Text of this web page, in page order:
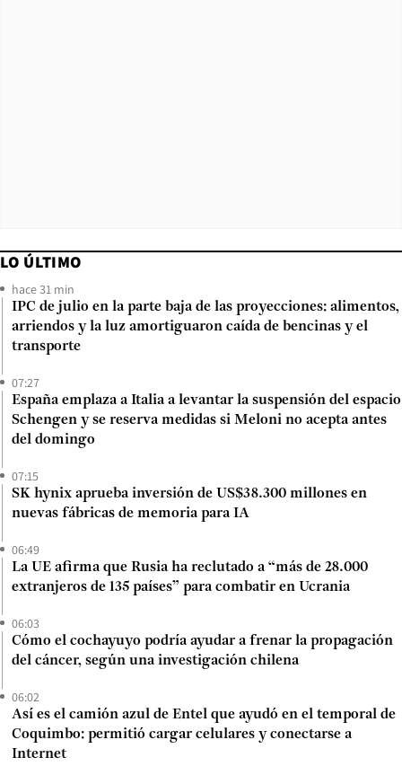
LO ÚLTIMO
hace 31 min
IPC de julio en la parte baja de las proyecciones: alimentos,
arriendos y la luz amortiguaron caída de bencinas y el
transporte
07:27
España emplaza a Italia a levantar la suspensión del espacio
Schengen y se reserva medidas si Meloni no acepta antes
del domingo
07:15
SK hynix aprueba inversión de US$38.300 millones en
nuevas fábricas de memoria para IA
06:49
La UE afirma que Rusia ha reclutado a “más de 28.000
extranjeros de 135 países” para combatir en Ucrania
06:03
Cómo el cochayuyo podría ayudar a frenar la propagación
del cáncer, según una investigación chilena
06:02
Así es el camión azul de Entel que ayudó en el temporal de
Coquimbo: permitió cargar celulares y conectarse a
Internet